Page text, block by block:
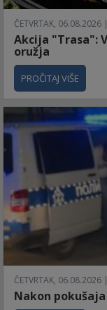
ČETVRTAK, 06.08.2026
Akcija "Trasa":
oružja
PROČITAJ VIŠE
ČETVRTAK, 06.08.2026
Nakon